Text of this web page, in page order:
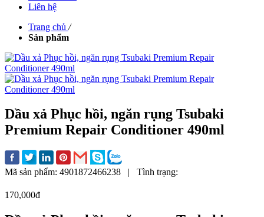
Liên hệ
Trang chủ /
Sản phẩm
Dầu xả Phục hồi, ngăn rụng Tsubaki
Premium Repair Conditioner 490ml
Mã sản phẩm: 4901872466238 | Tình trạng:
170,000đ